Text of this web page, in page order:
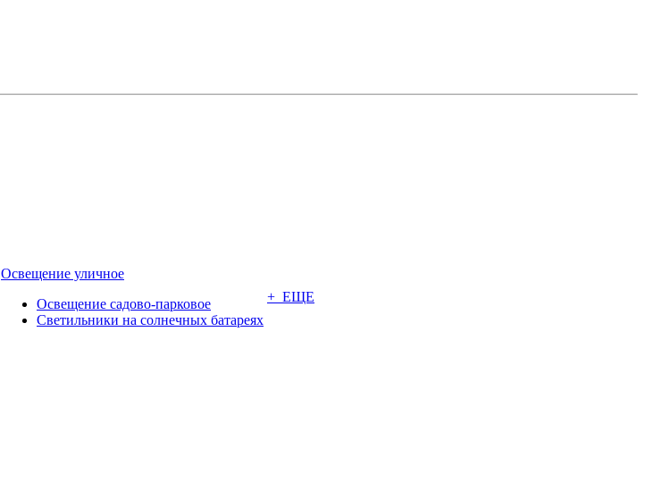
Освещение уличное
Освещение садово-парковое
Светильники на солнечных батареях
+ ЕЩЕ